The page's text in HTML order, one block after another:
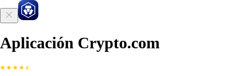
Aplicación Crypto.com